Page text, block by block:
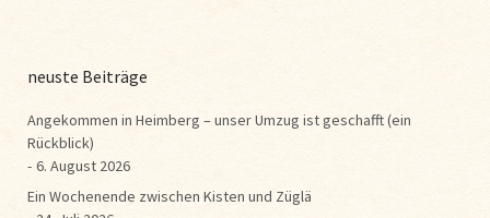
neuste Beiträge
Angekommen in Heimberg – unser Umzug ist geschafft (ein
Rückblick)
6. August 2026
Ein Wochenende zwischen Kisten und Züglä